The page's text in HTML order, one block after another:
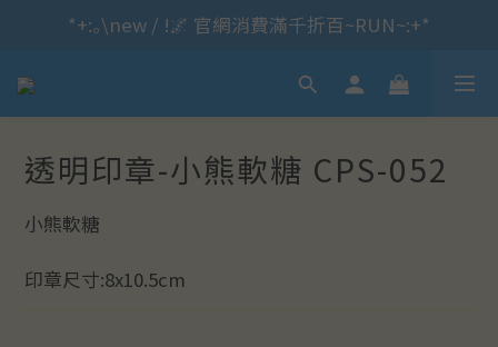
*+:｡\new / !🌌 官網消費滿千折百~RUN~:+*
*+:｡     ❼月活動公告｡:+*
透明印章-小熊軟糖 CPS-052
小熊軟糖
印章尺寸:8x10.5cm